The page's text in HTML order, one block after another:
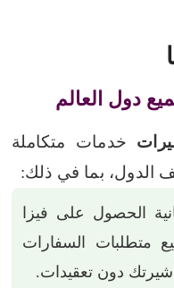
خدمات متكاملة
الدول، بما في ذلك:
الحصول على فيزا
متطلبات السفارات
دون تعقيدات.